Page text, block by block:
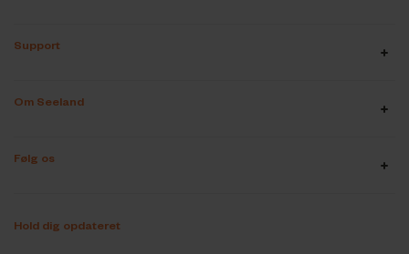
Support
Om Seeland
Følg os
Hold dig opdateret